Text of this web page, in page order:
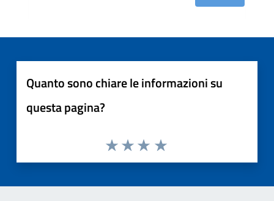
Quanto sono chiare le informazioni su
questa pagina?